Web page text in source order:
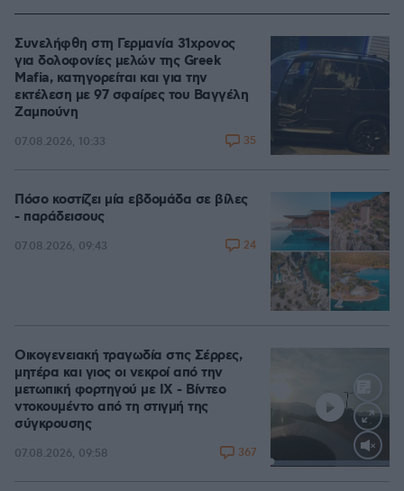
Συνελήφθη στη Γερμανία 31χρονος
για δολοφονίες μελών της Greek
Mafia, κατηγορείται και για την
εκτέλεση με 97 σφαίρες του Βαγγέλη
Ζαμπούνη
07.08.2026, 10:33 35
Πόσο κοστίζει μία εβδομάδα σε βίλες
- παράδεισους
07.08.2026, 09:43 24
Loaded:
Οικογενειακή τραγωδία στις Σέρρες,
μητέρα και γιος οι νεκροί από την
μετωπική φορτηγού με ΙΧ - Βίντεο
ντοκουμέντο από τη στιγμή της
σύγκρουσης
07.08.2026, 09:58 367